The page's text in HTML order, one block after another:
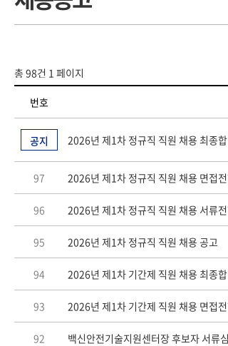
총 98건 1 페이지
번호
공지 2026년 제1차 정규직 직원 채용 최종
97 2026년 제1차 정규직 직원 채용 면접
96 2026년 제1차 정규직 직원 채용 서류
95 2026년 제1차 정규직 직원 채용 공고
94 2026년 제1차 기간제 직원 채용 최종
93 2026년 제1차 기간제 직원 채용 면접
92 백신안전기술지원센터장 후보자 서류